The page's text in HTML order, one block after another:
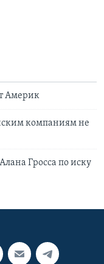
Америк
компаниям не
Гросса по иску